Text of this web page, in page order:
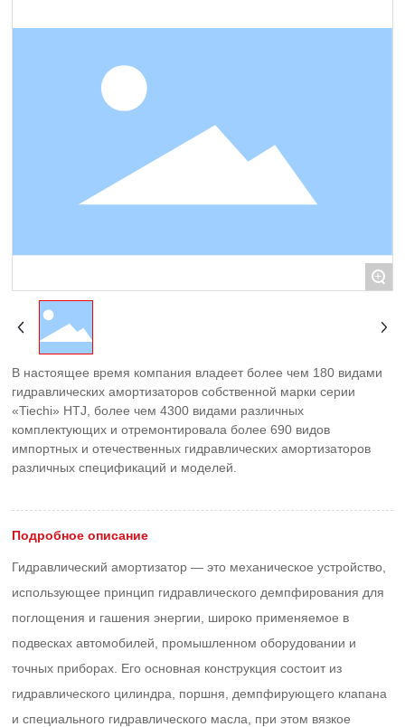
+
В настоящее время компания владеет более чем 180 видами
гидравлических амортизаторов собственной марки серии
«Tiechi» HTJ, более чем 4300 видами различных
комплектующих и отремонтировала более 690 видов
импортных и отечественных гидравлических амортизаторов
различных спецификаций и моделей.
Подробное описание
Гидравлический амортизатор — это механическое устройство,
использующее принцип гидравлического демпфирования для
поглощения и гашения энергии, широко применяемое в
подвесках автомобилей, промышленном оборудовании и
точных приборах. Его основная конструкция состоит из
гидравлического цилиндра, поршня, демпфирующего клапана
и специального гидравлического масла, при этом вязкое